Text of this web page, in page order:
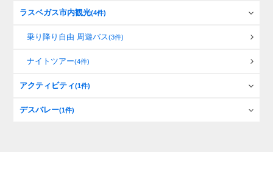
ラスベガス市内観光(4件)
乗り降り自由 周遊バス(3件)
ナイトツアー(4件)
アクティビティ(1件)
デスバレー(1件)